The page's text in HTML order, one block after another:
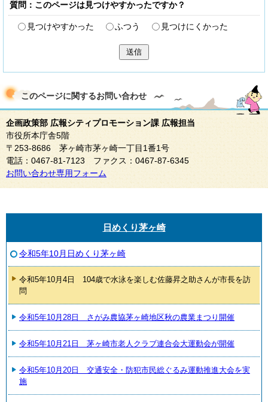
質問：このページは見つけやすかったですか？
見つけやすかった ふつう 見つけにくかった
送信
このページに関するお問い合わせ
企画政策部 広報シティプロモーション課 広報担当
市役所本庁舎5階
〒253-8686 茅ヶ崎市茅ヶ崎一丁目1番1号
電話：0467-81-7123 ファクス：0467-87-6345
お問い合わせ専用フォーム
日めくり茅ヶ崎
令和5年10月日めくり茅ヶ崎
令和5年10月4日 104歳で水泳を楽しむ佐藤昇之助さんが市長を訪
問
令和5年10月28日 さがみ農協茅ヶ崎地区秋の農業まつり開催
令和5年10月21日 茅ヶ崎市老人クラブ連合会大運動会が開催
令和5年10月20日 交通安全・防犯市民総ぐるみ運動推進大会を実
施